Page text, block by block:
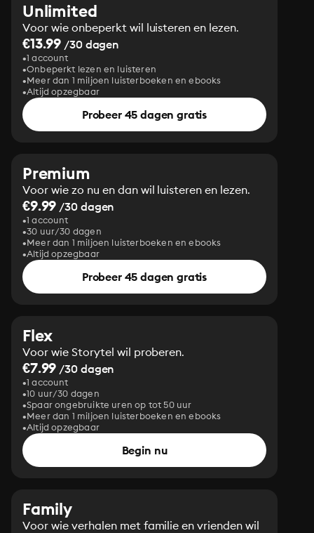
Unlimited
Voor wie onbeperkt wil luisteren en lezen.
€13.99 /30 dagen
1 account
Onbeperkt lezen en luisteren
Meer dan 1 miljoen luisterboeken en ebooks
Altijd opzegbaar
Probeer 45 dagen gratis
Premium
Voor wie zo nu en dan wil luisteren en lezen.
€9.99 /30 dagen
1 account
30 uur/30 dagen
Meer dan 1 miljoen luisterboeken en ebooks
Altijd opzegbaar
Probeer 45 dagen gratis
Flex
Voor wie Storytel wil proberen.
€7.99 /30 dagen
1 account
10 uur/30 dagen
Spaar ongebruikte uren op tot 50 uur
Meer dan 1 miljoen luisterboeken en ebooks
Altijd opzegbaar
Begin nu
Family
Voor wie verhalen met familie en vrienden wil